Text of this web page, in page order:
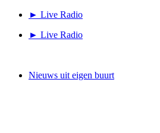
► Live Radio
► Live Radio
Nieuws uit eigen buurt